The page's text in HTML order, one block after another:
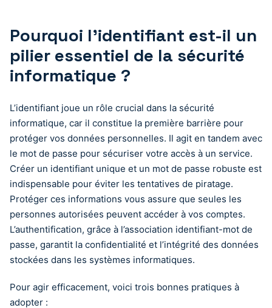
Pourquoi l’identifiant est-il un
pilier essentiel de la sécurité
informatique ?
L’identifiant joue un rôle crucial dans la sécurité
informatique, car il constitue la première barrière pour
protéger vos données personnelles. Il agit en tandem avec
le mot de passe pour sécuriser votre accès à un service.
Créer un identifiant unique et un mot de passe robuste est
indispensable pour éviter les tentatives de piratage.
Protéger ces informations vous assure que seules les
personnes autorisées peuvent accéder à vos comptes.
L’authentification, grâce à l’association identifiant-mot de
passe, garantit la confidentialité et l’intégrité des données
stockées dans les systèmes informatiques.
Pour agir efficacement, voici trois bonnes pratiques à
adopter :